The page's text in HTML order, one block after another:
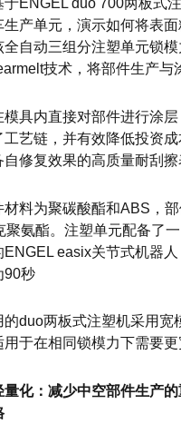
于ENGEL duo 700两板式
生产单元，演示如何将表
全自动三组分注塑单元锁
技术，将部件生产与
模具内直接对部件进行涂
工艺链，并有效降低投资
修复效果的高质量耐刮擦
材料为聚碳酸酯和ABS，
聚氨酯。注塑单元配备了
ENGEL easix关节式机器
90秒
的duo两板式注塑机采用宽
于在相同锁模力下需要更
量化：减少中空部件生产